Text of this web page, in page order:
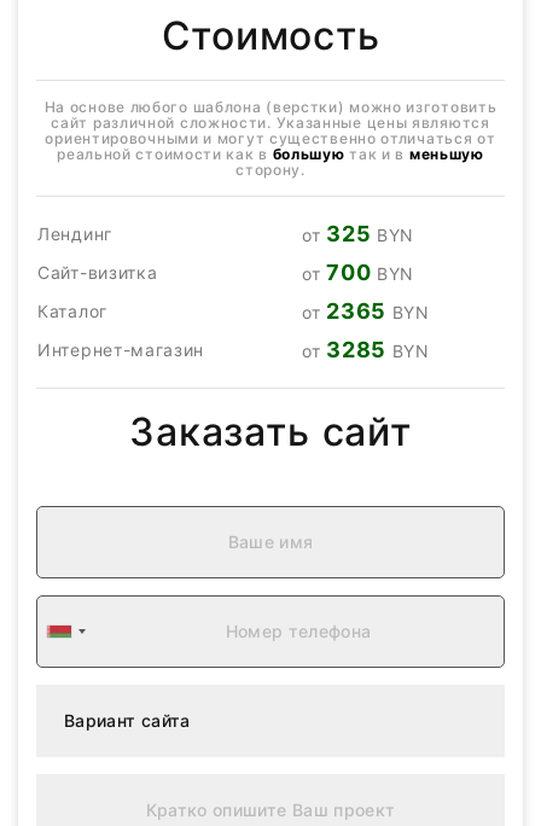
Стоимость
На основе любого шаблона (верстки) можно изготовить
сайт различной сложности. Указанные цены являются
ориентировочными и могут существенно отличаться от
реальной стоимости как в большую так и в меньшую
сторону.
Лендинг от 325 BYN
Сайт-визитка
от700 BYN
Каталог
от 2365 BYN
Интернет-магазин
от 3285 BYN
Заказать сайт